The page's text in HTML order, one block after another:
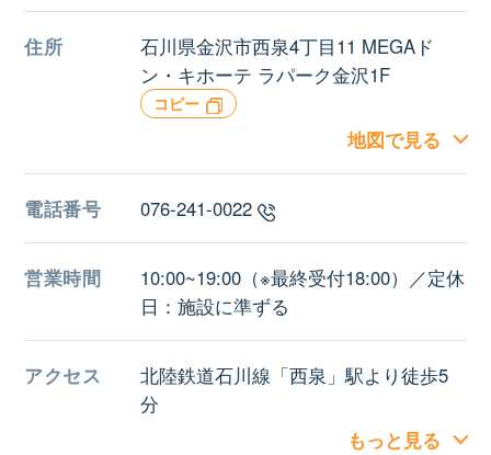
住所
石川県金沢市西泉4丁目11 MEGAド
ン・キホーテ ラパーク金沢1F
コピー
地図で見る
電話番号 076-241-0022
営業時間
10:00~19:00（※最終受付18:00）／定休
日：施設に準ずる
アクセス
北陸鉄道石川線「西泉」駅より徒歩5
分
JR北陸本線「西金沢」駅より徒歩10分
もっと見る